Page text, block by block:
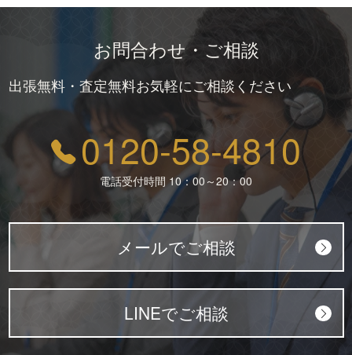
お問合わせ・ご相談
出張無料・査定無料お気軽にご相談ください
0120-58-4810
電話受付時間 10：00～20：00
メールでご相談
LINEでご相談